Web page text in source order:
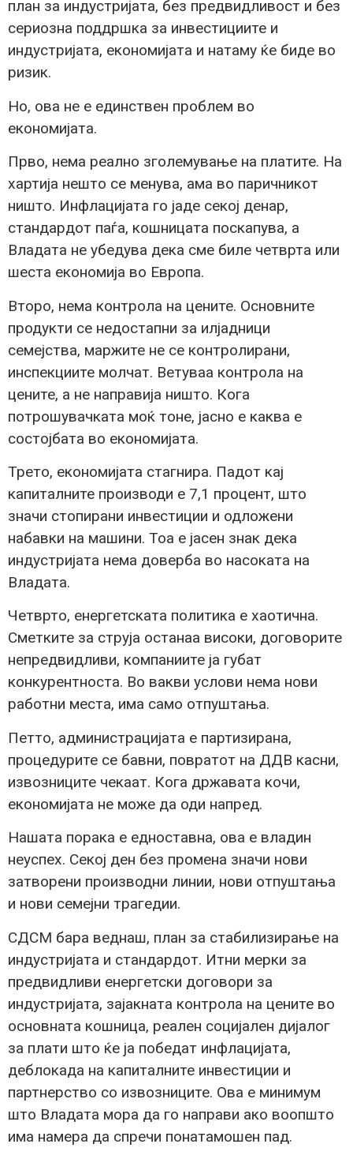
план за индустријата, без предвидливост и без
сериозна поддршка за инвестициите и
индустријата, економијата и натаму ќе биде во
ризик.
Но, ова не е единствен проблем во
економијата.
Прво, нема реално зголемување на платите. На
хартија нешто се менува, ама во паричникот
ништо. Инфлацијата го јаде секој денар,
стандардот паѓа, кошницата поскапува, а
Владата не убедува дека сме биле четврта или
шеста економија во Европа.
Второ, нема контрола на цените. Основните
продукти се недостапни за илјадници
семејства, маржите не се контролирани,
инспекциите молчат. Ветуваа контрола на
цените, а не направија ништо. Кога
потрошувачката моќ тоне, јасно е каква е
состојбата во економијата.
Трето, економијата стагнира. Падот кај
капиталните производи е 7,1 процент, што
значи стопирани инвестиции и одложени
набавки на машини. Тоа е јасен знак дека
индустријата нема доверба во насоката на
Владата.
Четврто, енергетската политика е хаотична.
Сметките за струја останаа високи, договорите
непредвидливи, компаниите ја губат
конкурентноста. Во вакви услови нема нови
работни места, има само отпуштања.
Петто, администрацијата е партизирана,
процедурите се бавни, повратот на ДДВ касни,
извозниците чекаат. Кога државата кочи,
економијата не може да оди напред.
Нашата порака е едноставна, ова е владин
неуспех. Секој ден без промена значи нови
затворени производни линии, нови отпуштања
и нови семејни трагедии.
СДСМ бара веднаш, план за стабилизирање на
индустријата и стандардот. Итни мерки за
предвидливи енергетски договори за
индустријата, зајакната контрола на цените во
основната кошница, реален социјален дијалог
за плати што ќе ја победат инфлацијата,
деблокада на капиталните инвестиции и
партнерство со извозниците. Ова е минимум
што Владата мора да го направи ако воопшто
има намера да спречи понатамошен пад.